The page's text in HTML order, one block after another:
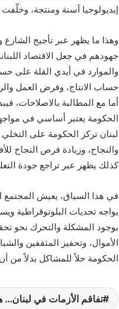
إيديولوجيا آسنة ومنتجة،
وهذا ما يظهر عبر تأجيج
جهودهم في جعل الاقتصاد
والموارد في أيدي القلة على
حساب الانتاج، وفرض العمل
أما مع المطالبة بالاصلاحات،
الحكومة يعتبر أساسي في
لبنان تركز الحكومة على
والنجاح، وزيادة فرص النجاح
كذلك يظهر عبر تراجع جودة
في هذا السياق، يعيش المجتمع
يواجه تحديات البلوتوقراطية
بوجود المشكلة والتحرك نحو
الأموال، وتحفيز المثقفين
الحكومة حلاً للمشاكل بدلاً من
تفاقم الأزمات في